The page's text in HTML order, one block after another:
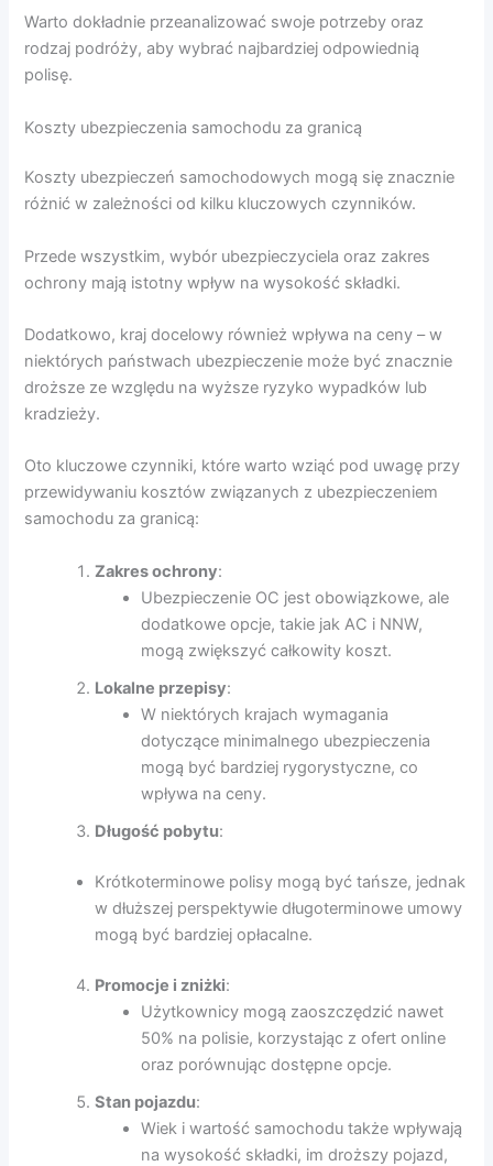
Warto dokładnie przeanalizować swoje potrzeby oraz
rodzaj podróży, aby wybrać najbardziej odpowiednią
polisę.
Koszty ubezpieczenia samochodu za granicą
Koszty ubezpieczeń samochodowych mogą się znacznie
różnić w zależności od kilku kluczowych czynników.
Przede wszystkim, wybór ubezpieczyciela oraz zakres
ochrony mają istotny wpływ na wysokość składki.
Dodatkowo, kraj docelowy również wpływa na ceny – w
niektórych państwach ubezpieczenie może być znacznie
droższe ze względu na wyższe ryzyko wypadków lub
kradzieży.
Oto kluczowe czynniki, które warto wziąć pod uwagę przy
przewidywaniu kosztów związanych z ubezpieczeniem
samochodu za granicą:
Zakres ochrony:
Ubezpieczenie OC jest obowiązkowe, ale
dodatkowe opcje, takie jak AC i NNW,
mogą zwiększyć całkowity koszt.
Lokalne przepisy:
W niektórych krajach wymagania
dotyczące minimalnego ubezpieczenia
mogą być bardziej rygorystyczne, co
wpływa na ceny.
Długość pobytu:
Krótkoterminowe polisy mogą być tańsze, jednak
w dłuższej perspektywie długoterminowe umowy
mogą być bardziej opłacalne.
Promocje i zniżki:
Użytkownicy mogą zaoszczędzić nawet
50% na polisie, korzystając z ofert online
oraz porównując dostępne opcje.
Stan pojazdu:
Wiek i wartość samochodu także wpływają
na wysokość składki, im droższy pojazd,